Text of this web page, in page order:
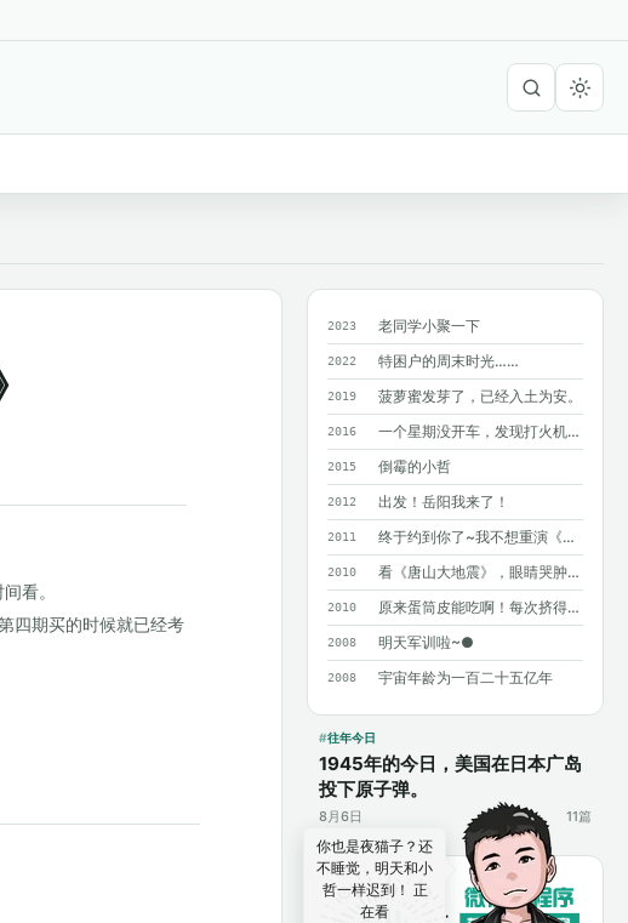
2023 老同学小聚一下
2022 特困户的周末时光……
2019 菠萝蜜发芽了，已经入土为安。
2016 一个星期没开车，发现打火机在暴晒的车里爆了！?
2015 倒霉的小哲
2012 出发！岳阳我来了！
2011 终于约到你了~我不想重演《同桌的你》M...
2010 看《唐山大地震》，眼睛哭肿了……
2010 原来蛋筒皮能吃啊！每次挤得满手都是……
2008 明天军训啦~●
2008 宇宙年龄为一百二十五亿年
往年今日
1945年的今日，美国在日本广岛
投下原子弹。
8月6日 11篇
看。
四期买的时候就已经考
你也是夜猫子？还
不睡觉，明天和小
哲一样迟到！ 正
在看